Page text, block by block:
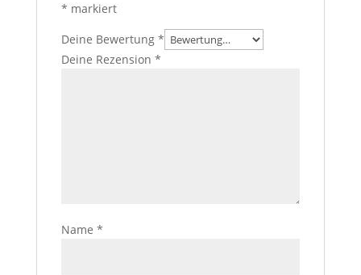
* markiert
Deine Bewertung *
Deine Rezension *
Name *